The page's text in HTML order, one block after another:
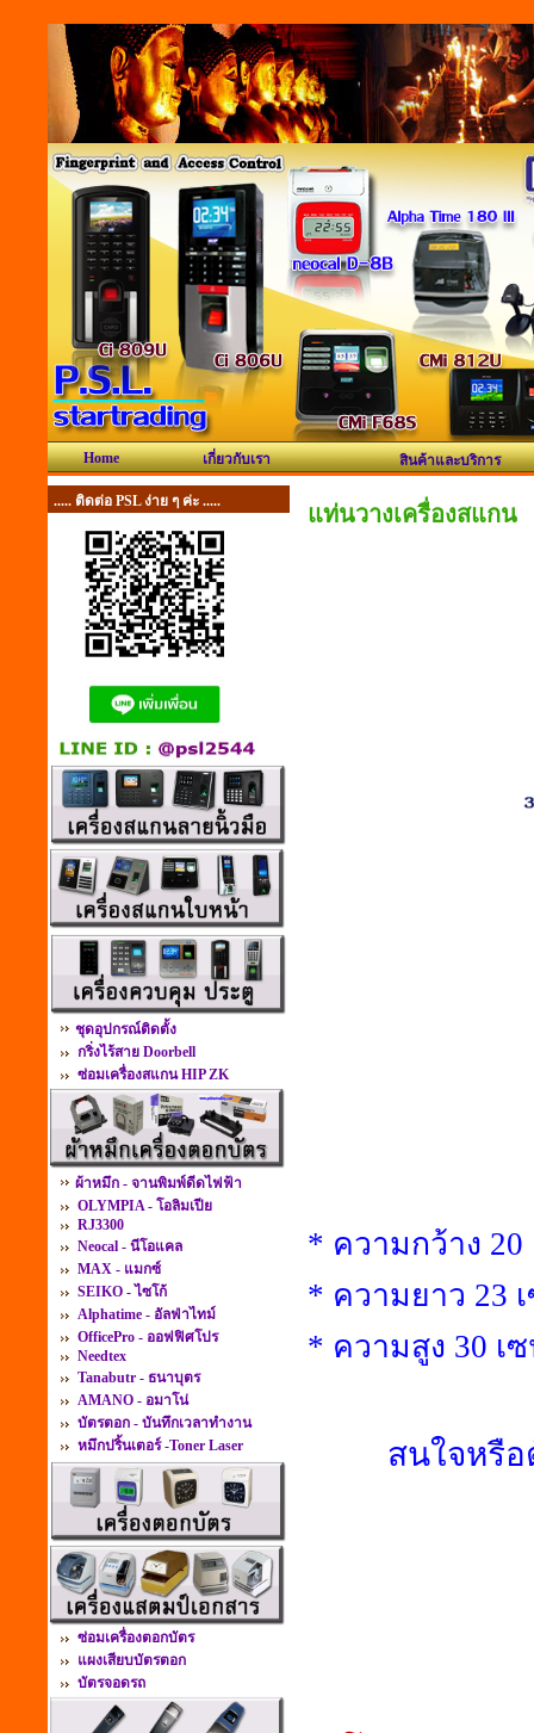
Home เกี่ยวกับเรา สินค้าและบริการ
..... ติดต่อ PSL ง่าย ๆ ค่ะ .....
ชุดอุปกรณ์ติดตั้ง
กริ่งไร้สาย Doorbell
ซ่อมเครื่องสแกน HIP ZK
ผ้าหมึก - จานพิมพ์ดีดไฟฟ้า
OLYMPIA - โอลิมเปีย
RJ3300
Neocal - นีโอแคล
MAX - แมกซ์
SEIKO - ไซโก้
Alphatime - อัลฟ่าไทม์
OfficePro - ออฟฟิศโปร
Needtex
Tanabutr - ธนาบุตร
AMANO - อมาโน่
บัตรตอก - บันทึกเวลาทำงาน
หมึกปริ้นเตอร์ -Toner Laser
ซ่อมเครื่องตอกบัตร
แผงเสียบบัตรตอก
บัตรจอดรถ
แท่นวางเครื่องสแกน
* ความกว้าง 20
* ความยาว 23
* ความสูง 30 เ
สนใจหรือ